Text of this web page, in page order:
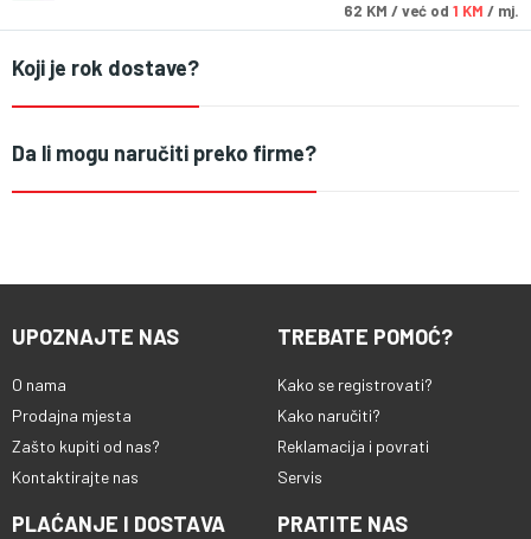
62 KM / već od 1 KM / mj.
Koji je rok dostave?
Da li mogu naručiti preko firme?
UPOZNAJTE NAS
O nama
Prodajna mjesta
Zašto kupiti od nas?
Kontaktirajte nas
TREBATE POMOĆ?
Kako se registrovati?
Kako naručiti?
Reklamacija i povrati
Servis
PLAĆANJE I DOSTAVA PRATITE NAS